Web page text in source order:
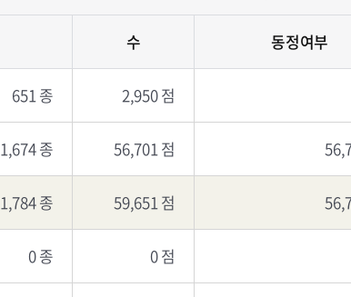
수 동정여부
651 종 2,950 점
1,674 종 56,701 점
1,784 종 59,651 점
0 종 0 점